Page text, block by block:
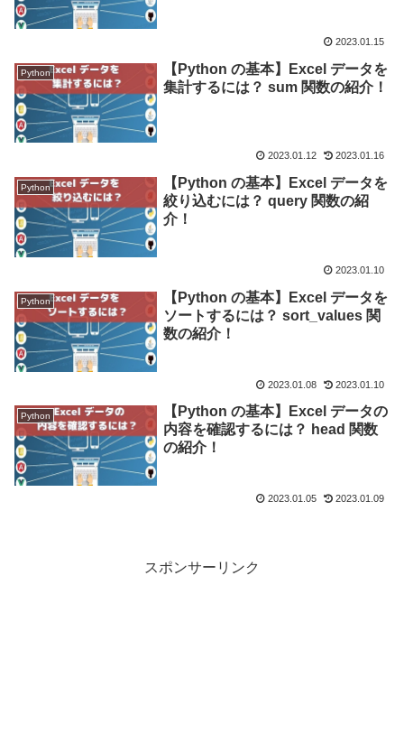
2023.01.15
Python
【Python の基本】Excel データを
集計するには？ sum 関数の紹介！
2023.01.12 2023.01.16
Python
【Python の基本】Excel データを
絞り込むには？ query 関数の紹
介！
2023.01.10
Python
【Python の基本】Excel データを
ソートするには？ sort_values 関
数の紹介！
2023.01.08 2023.01.10
Python
【Python の基本】Excel データの
内容を確認するには？ head 関数
の紹介！
2023.01.05 2023.01.09
スポンサーリンク